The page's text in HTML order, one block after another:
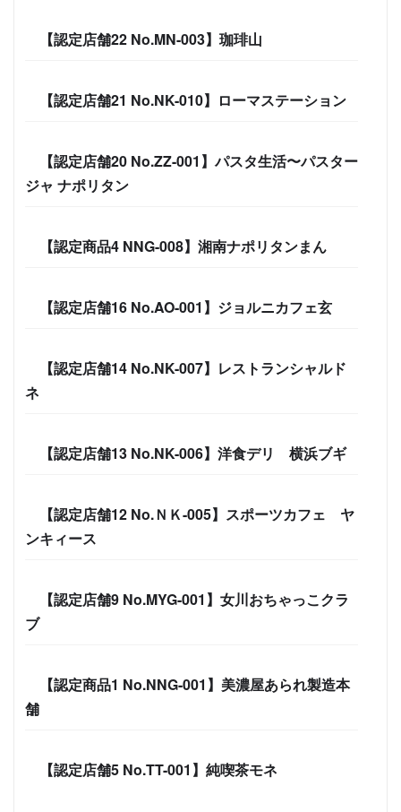
【認定店舗22 No.MN-003】珈琲山
【認定店舗21 No.NK-010】ローマステーション
【認定店舗20 No.ZZ-001】パスタ生活〜パスター
ジャ ナポリタン
【認定商品4 NNG-008】湘南ナポリタンまん
【認定店舗16 No.AO-001】ジョルニカフェ玄
【認定店舗14 No.NK-007】レストランシャルド
ネ
【認定店舗13 No.NK-006】洋食デリ 横浜ブギ
【認定店舗12 No.ＮＫ-005】スポーツカフェ ヤ
ンキィース
【認定店舗9 No.MYG-001】女川おちゃっこクラ
ブ
【認定商品1 No.NNG-001】美濃屋あられ製造本
舗
【認定店舗5 No.TT-001】純喫茶モネ